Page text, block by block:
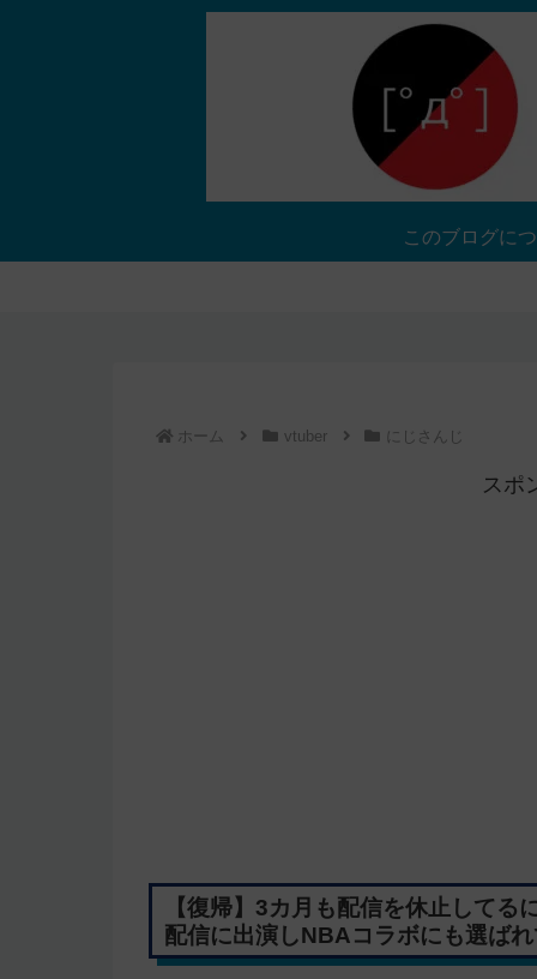
このブログに
ホーム vtuber にじさんじ
スポ
【復帰】3カ月も配信を休止して
配信に出演しNBAコラボにも選ば